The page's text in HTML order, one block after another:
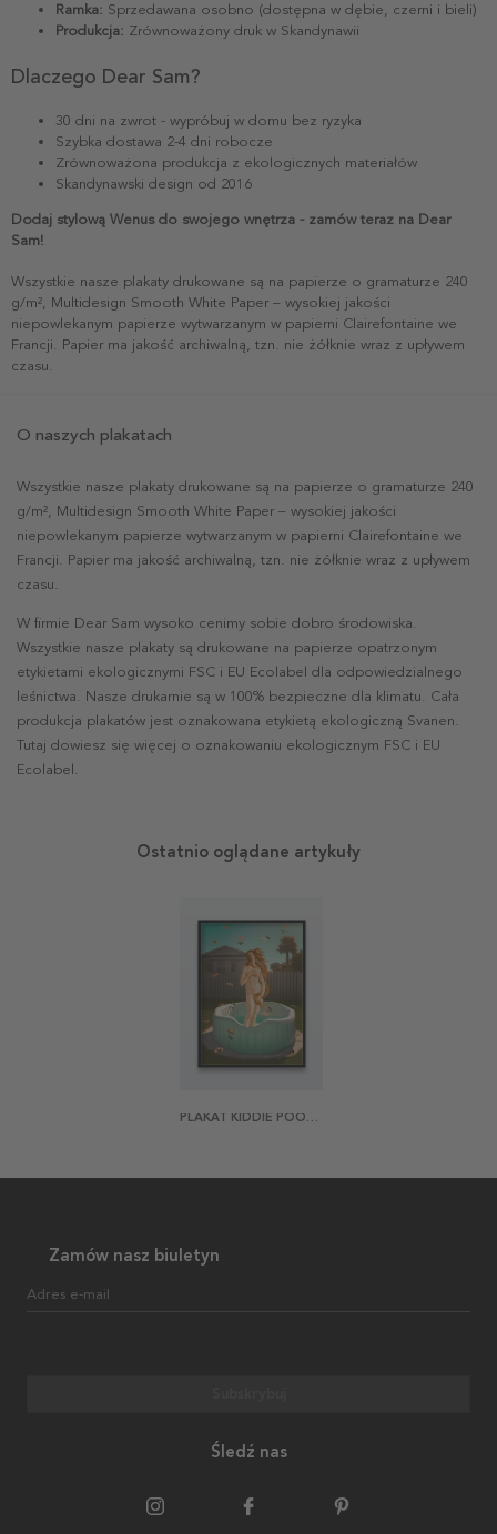
Ramka: Sprzedawana osobno (dostępna w dębie, czerni i bieli)
Produkcja: Zrównoważony druk w Skandynawii
Dlaczego Dear Sam?
30 dni na zwrot - wypróbuj w domu bez ryzyka
Szybka dostawa 2-4 dni robocze
Zrównoważona produkcja z ekologicznych materiałów
Skandynawski design od 2016
Dodaj stylową Wenus do swojego wnętrza - zamów teraz na Dear
Sam!
Wszystkie nasze plakaty drukowane są na papierze o gramaturze 240
g/m², Multidesign Smooth White Paper – wysokiej jakości
niepowlekanym papierze wytwarzanym w papierni Clairefontaine we
Francji. Papier ma jakość archiwalną, tzn. nie żółknie wraz z upływem
czasu.
O naszych plakatach
Wszystkie nasze plakaty drukowane są na papierze o gramaturze 240
g/m², Multidesign Smooth White Paper – wysokiej jakości
niepowlekanym papierze wytwarzanym w papierni Clairefontaine we
Francji. Papier ma jakość archiwalną, tzn. nie żółknie wraz z upływem
czasu.
W firmie Dear Sam wysoko cenimy sobie dobro środowiska.
Wszystkie nasze plakaty są drukowane na papierze opatrzonym
etykietami ekologicznymi FSC i EU Ecolabel dla odpowiedzialnego
leśnictwa. Nasze drukarnie są w 100% bezpieczne dla klimatu. Cała
produkcja plakatów jest oznakowana etykietą ekologiczną Svanen.
Tutaj dowiesz się więcej o oznakowaniu ekologicznym FSC i EU
Ecolabel.
Ostatnio oglądane artykuły
PLAKAT KIDDIE POOL VENUS
Zamów nasz biuletyn
Adres e-mail
Śledź nas